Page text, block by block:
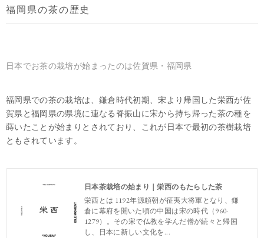
福岡県の茶の歴史
日本でお茶の栽培が始まったのは佐賀県・福岡県
福岡県での茶の栽培は、鎌倉時代初期、宋より帰国した栄西が佐
賀県と福岡県の県境に連なる脊振山に宋から持ち帰った茶の種を
蒔いたことが始まりとされており、これが日本で最初の茶樹栽培
ともされています。
日本茶栽培の始まり｜栄西のもたらした茶
栄西とは 1192年源頼朝が征夷大将軍となり、鎌
倉に幕府を開いた頃の中国は宋の時代（960-
1279）。その宋で仏教を学んだ僧が続々と帰国
し、日本に新しい文化を...